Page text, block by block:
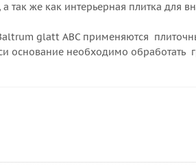
так же как интерьерная плитка для
glatt АВС применяются
основание необходимо обработать